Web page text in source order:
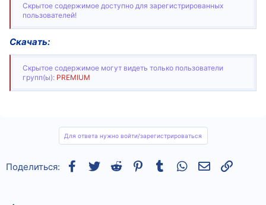
Скрытое содержимое доступно для зарегистрированных
пользователей!
Скачать:
Скрытое содержимое могут видеть только пользователи
групп(ы): PREMIUM
Для ответа нужно войти/зарегистрироваться
Поделиться: Facebook
TwitterReddit Pinterest
Tumblr WhatsAppСсылка